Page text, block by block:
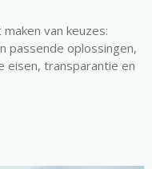
van keuzes:
passende oplossingen,
eisen, transparantie en